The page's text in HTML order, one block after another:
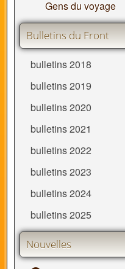
Gens du voyage
Bulletins du Front
bulletins 2018
bulletins 2019
bulletins 2020
bulletins 2021
bulletins 2022
bulletins 2023
bulletins 2024
bulletins 2025
Nouvelles